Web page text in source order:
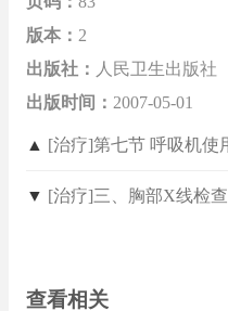
版本： 2
出版社： 人民卫生出版社
出版时间： 2007-05-01
▲ [治疗]第七节 呼吸机使
▼ [治疗]三、胸部X线检查
查看相关